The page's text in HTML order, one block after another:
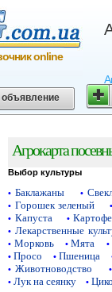
online
объявление
Агрокарта
Выбор культуры
• Баклажаны •
• Горошек зеленый •
• Капуста •
• Лекарственные
• Морковь • Мята •
• Просо • Пшеница
• Животноводство •
• Лук на сеянку •